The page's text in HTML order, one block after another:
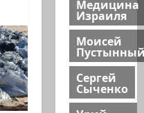
Медицина
Израиля
Моисей
Сергей
Сыченко